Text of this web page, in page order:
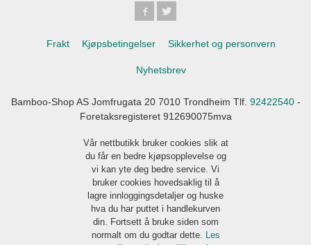
Frakt Kjøpsbetingelser Sikkerhet og personvern
Nyhetsbrev
Bamboo-Shop AS Jomfrugata 20 7010 Trondheim Tlf. 92422540-
Foretaksregisteret 912690075mva
Vår nettbutikk bruker cookies slik at
du får en bedre kjøpsopplevelse og
vi kan yte deg bedre service. Vi
bruker cookies hovedsaklig til å
lagre innloggingsdetaljer og huske
hva du har puttet i handlekurven
din. Fortsett å bruke siden som
normalt om du godtar dette. Les